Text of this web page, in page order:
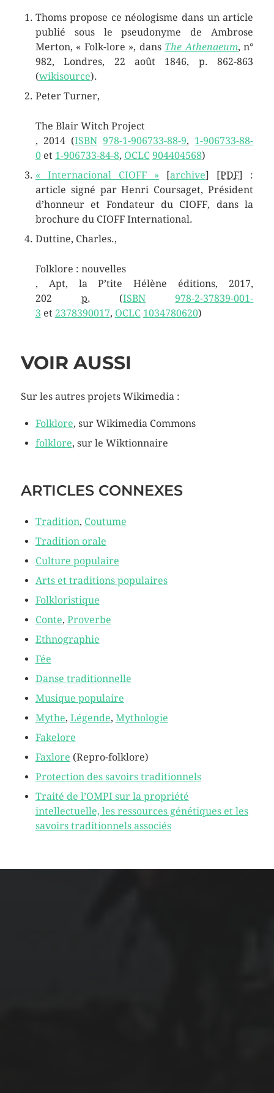
Thoms propose ce néologisme dans un article
publié sous le pseudonyme de Ambrose
Merton, « Folk-lore », dans The Athenaeum, n°
982, Londres, 22 août 1846, p. 862-863
(wikisource).
Peter Turner,
The Blair Witch Project
, 2014 (ISBN 978-1-906733-88-9, 1-906733-88-
0et 1-906733-84-8, OCLC 904404568)
« Internacional CIOFF » [archive] [PDF]
:
article signé par Henri Coursaget, Président
d’honneur et Fondateur du CIOFF, dans la
brochure du CIOFF International.
Duttine, Charles.,
Folklore : nouvelles
, Apt, la P’tite Hélène éditions,2017,
202 p. (ISBN
978-2-37839-001-
3 et 2378390017, OCLC 1034780620)
VOIR AUSSI
Sur les autres projets Wikimedia :
Folklore, sur Wikimedia Commons
folklore, sur le Wiktionnaire
ARTICLES CONNEXES
Tradition, Coutume
Tradition orale
Culture populaire
Arts et traditions populaires
Folkloristique
Conte, Proverbe
Ethnographie
Fée
Danse traditionnelle
Musique populaire
Mythe, Légende, Mythologie
Fakelore
Faxlore (Repro-folklore)
Protection des savoirs traditionnels
Traité de l’OMPI sur la propriété
intellectuelle, les ressources génétiques et les
savoirs traditionnels associés